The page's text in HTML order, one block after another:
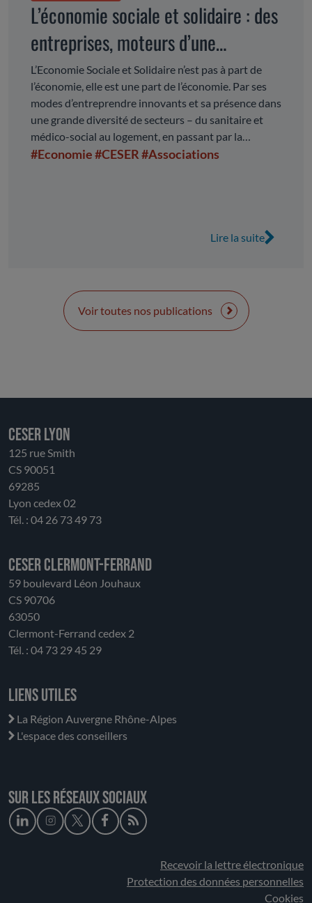
L’économie sociale et solidaire : des
entreprises, moteurs d’une
économie régionale, durable et
inclusive
L’Economie Sociale et Solidaire n’est pas à part de
l’économie, elle est une part de l’économie. Par ses
modes d’entreprendre innovants et sa présence dans
une grande diversité de secteurs – du sanitaire et
médico-social au logement, en passant par la
mobilité et l’industrie –, elle constitue un pilier du
participation citoyenne, portée par l’engagement de
accompagnement, visibilité et financement, autant
d’enjeux qui conditionnent son avenir. Certains de
#Economie#CESER#Associations
Lire la suite
Voir toutes nos publications
CESER LYON
125 rue Smith
CS 90051
69285
Lyon cedex 02
Tél. : 04 26 73 49 73
CESER Clermont-Ferrand
59 boulevard Léon Jouhaux
CS 90706
63050
Clermont-Ferrand cedex 2
Tél. : 04 73 29 45 29
Liens utiles
La Région Auvergne Rhône-Alpes
L'espace des conseillers
Sur les réseaux sociaux
Recevoir la lettre électronique
Protection des données personnelles
Cookies